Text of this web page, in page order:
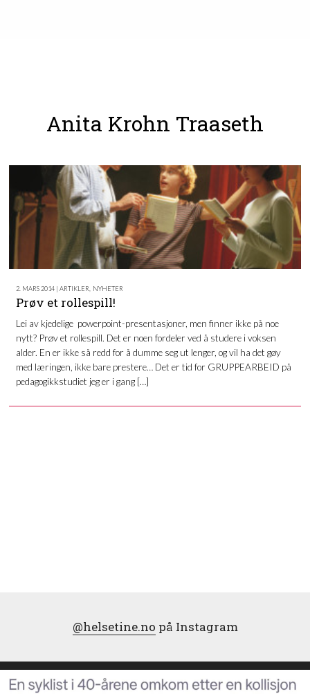
Anita Krohn Traaseth
2. MARS 2014 | ARTIKLER NYHETER
Prøv et rollespill!
Lei av kjedelige powerpoint-presentasjoner, men finner ikke på noe
nytt? Prøv et rollespill. Det er noen fordeler ved å studere i voksen
alder. En er ikke så redd for å dumme seg ut lenger, og vil ha det gøy
med læringen, ikke bare prestere… Det er tid for GRUPPEARBEID på
pedagogikkstudiet jeg er i gang […]
@helsetine.no på Instagram